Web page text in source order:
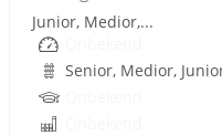
Junior, Medior,...
Senior, Medior,